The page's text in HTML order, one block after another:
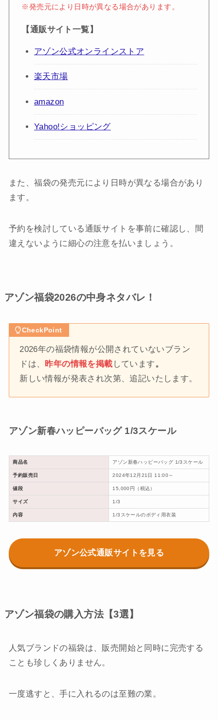
※発売元により日時が異なる場合があります。
【通販サイト一覧】
アゾン公式オンラインストア
楽天市場
amazon
Yahoo!ショッピング
また、福袋の発売元により日時が異なる場合があり
ます。
予約を検討している通販サイトを事前に確認し、間
違えないように細心の注意を払いましょう。
アゾン福袋2026の中身ネタバレ！
CheckPoint
2026年の福袋情報が公開されていないブラン
ドは、 昨年の情報を掲載 しています。
新しい情報が発表され次第、追記いたします。
アゾン新春ハッピーバッグ 1/3スケール
商品名 アゾン新春ハッピーバッグ 1/3スケール
予約販売日 2024年12月21日 11:00～
値段 15,000円（税込）
サイズ 1/3
内容 1/3スケールのボディ用衣装
アゾン公式通販サイトを見る
アゾン福袋の購入方法【3選】
人気ブランドの福袋は、販売開始と同時に完売する
ことも珍しくありません。
一度逃すと、手に入れるのは至難の業。